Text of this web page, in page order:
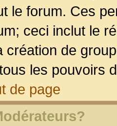
le forum. Ces
ceci inclut le
création de
les pouvoirs
de page